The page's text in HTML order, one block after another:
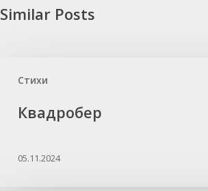
Similar Posts
Стихи
Квадробер
05.11.2024